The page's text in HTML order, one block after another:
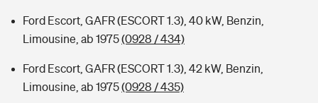
Ford Escort, GAFR (ESCORT 1.3), 40 kW, Benzin,
Limousine, ab 1975(0928 / 434)
Ford Escort, GAFR (ESCORT 1.3), 42 kW, Benzin,
Limousine, ab 1975(0928 / 435)